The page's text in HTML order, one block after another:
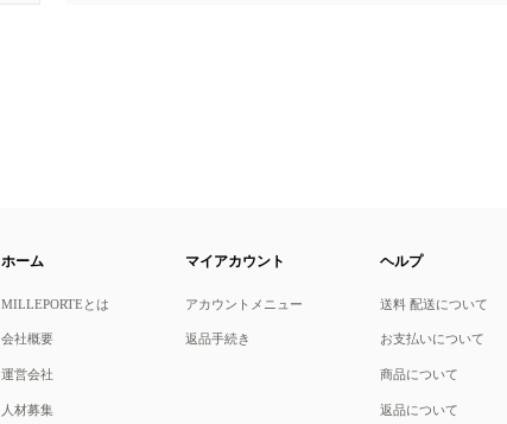
ホーム
MILLEPORTEとは
会社概要
運営会社
人材募集
マイアカウント
アカウントメニュー
返品手続き
ヘルプ
送料 配送について
お支払いについて
商品について
返品について